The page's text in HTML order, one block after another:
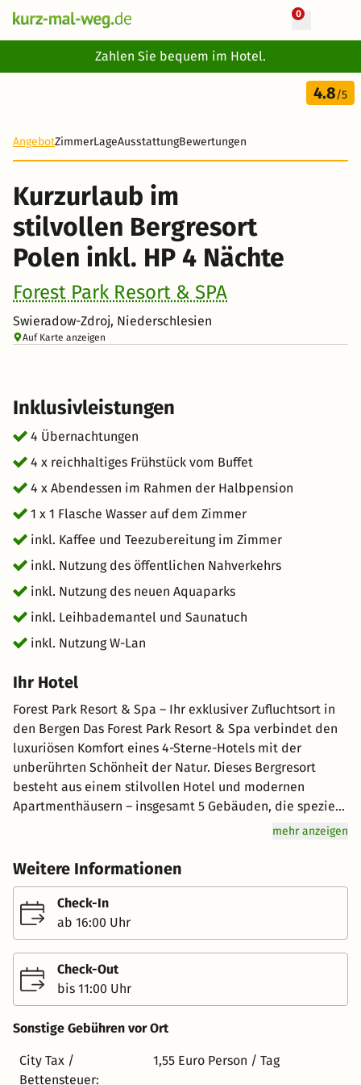
0
Zahlen Sie bequem im Hotel.
5 Tage
213 €
4.8/5
AngebotZimmerLageAusstattungBewertungen
Kurzurlaub im
stilvollen Bergresort
Polen inkl. HP 4 Nächte
Forest Park Resort & SPA
Swieradow-Zdroj, Niederschlesien
Auf Karte anzeigen
Inklusivleistungen
4 Übernachtungen
4 x reichhaltiges Frühstück vom Buffet
4 x Abendessen im Rahmen der Halbpension
1 x 1 Flasche Wasser auf dem Zimmer
inkl. Kaffee und Teezubereitung im Zimmer
inkl. Nutzung des öffentlichen Nahverkehrs
inkl. Nutzung des neuen Aquaparks
inkl. Leihbademantel und Saunatuch
inkl. Nutzung W-Lan
Ihr Hotel
Forest Park Resort & Spa – Ihr exklusiver Zufluchtsort in
den Bergen Das Forest Park Resort & Spa verbindet den
luxuriösen Komfort eines 4-Sterne-Hotels mit der
unberührten Schönheit der Natur. Dieses Bergresort
besteht aus einem stilvollen Hotel und modernen
Apartmenthäusern – insgesamt 5 Gebäuden, die speziell
für diejenigen konzipiert sind, die Entspannung und
Gebäude 1; Wohnungen in den Gebäuden 2, 3, 4 und 5;
Gelände 1: Das Herz des Resorts mit Rezeption,
Restaurant Izerska, Forest SPA und Game Zone;
Grundstück 2, 3, 4 und 5: Direkt mit Gebäude 1; Gebäude
3: In unmittelbarer Nähe der Skipiste Ski&Sun (2
Gehminuten); Gebäude 4: Ein Gebäude voller
Attraktionen: Aquapark & ​​Wellness, Kinderclub,
Spielzimmer und Wald-Fitnessstudio; Gebäude 5:
Konferenzzentrum, Bankettsaal, in dem wir unseren
Gästen auch Frühstück und Abendessen servieren;
Świeradów-Zdrój – Paradies im Herzen des Isergebirges
Das Forest Park Resort & Spa liegt in Świeradów-Zdrój,
mehr anzeigen
Weitere Informationen
Check-In
ab 16:00 Uhr
Check-Out
bis 11:00 Uhr
Sonstige Gebühren vor Ort
City Tax /
Bettensteuer:
1,55 Euro Person / Tag